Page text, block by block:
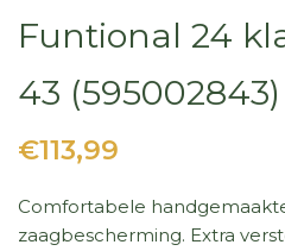
Funtional 24
43 (595002843)
€113,99
Comfortabele
zaagbescherming. Extra